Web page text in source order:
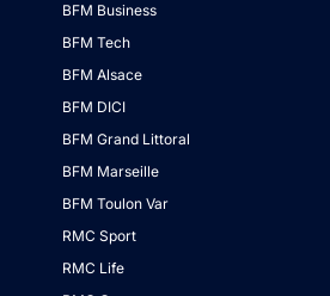
BFM Business
BFM Tech
BFM Alsace
BFM DICI
BFM Grand Littoral
BFM Marseille
BFM Toulon Var
RMC Sport
RMC Life